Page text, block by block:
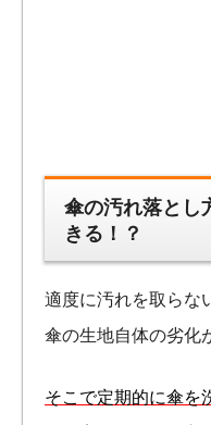
傘の汚れ落とし
きる！？
適度に汚れを取らな
傘の生地自体の劣化
そこで定期的に傘を